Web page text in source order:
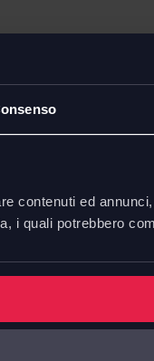
contenuti ed
i quali potrebbero